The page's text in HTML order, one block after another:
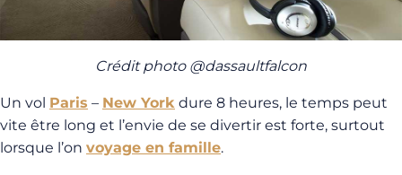
Crédit photo @dassaultfalcon
Un vol Paris – New York dure 8 heures, le temps peut
vite être long et l’envie de se divertir est forte, surtout
lorsque l’on voyage en famille.